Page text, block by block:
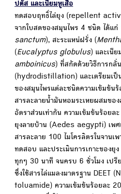
ปตัส และเนียมหูเสือ
ทดสอบฤทธิ์ไล่ยุง (repellent
จากใบสดของสมุนไพร 4 ชนิด ได้แก่
sanctum), สะระแหน่ฝรั่ง (
(Eucalyptus globulus) และเนีย
amboinicus) ที่สกัดด้วยวิธีการกลั่
(hydrodistillation) และเตรียมเป็
ของสมุนไพรแต่ละชนิดความเข้มข้น
สารละลายน้ำมันหอมระเหยผสมขอ
อัตราส่วนเท่ากัน ความเข้มข้นร้อยล
ยุงลายบ้าน (Aedes aegypti) เพศ
สารละลาย 100 ไมโครลิตรในจานเพ
ทดสอบ และประเมินการเกาะของ
ทุกๆ 30 นาที จนครบ 6 ชั่วโมง เป
ซึ่งใช้สารไล่แมลงมาตรฐาน DEET
toluamide) ความเข้มข้นร้อยละ